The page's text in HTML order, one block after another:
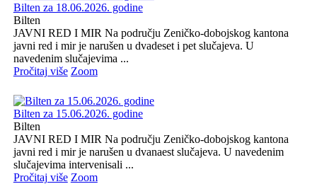
Bilten za 18.06.2026. godine
Bilten
JAVNI RED I MIR Na području Zeničko-dobojskog kantona
javni red i mir je narušen u dvadeset i pet slučajeva. U
navedenim slučajevima ...
Pročitaj više Zoom
Bilten za 15.06.2026. godine
Bilten
JAVNI RED I MIR Na području Zeničko-dobojskog kantona
javni red i mir je narušen u dvanaest slučajeva. U navedenim
slučajevima intervenisali ...
Pročitaj više Zoom